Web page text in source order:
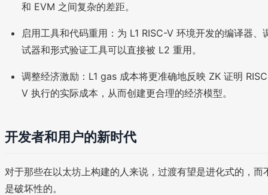
和 EVM 之间复杂的差距。
启用工具和代码重用：为 L1 RISC-V 环境开发的编译器、
试器和形式验证工具可以直接被 L2 重用。
调整经济激励：L1 gas 成本将更准确地反映 ZK 证明
V 执行的实际成本，从而创建更合理的经济模型。
开发者和用户的新时代
对于那些在以太坊上构建的人来说，过渡有望是进化式的，而
是破坏性的。